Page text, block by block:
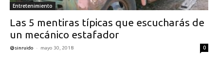
Entretenimiento
Las 5 mentiras típicas que escucharás de
un mecánico estafador
@sinruido - mayo 30, 2018 0